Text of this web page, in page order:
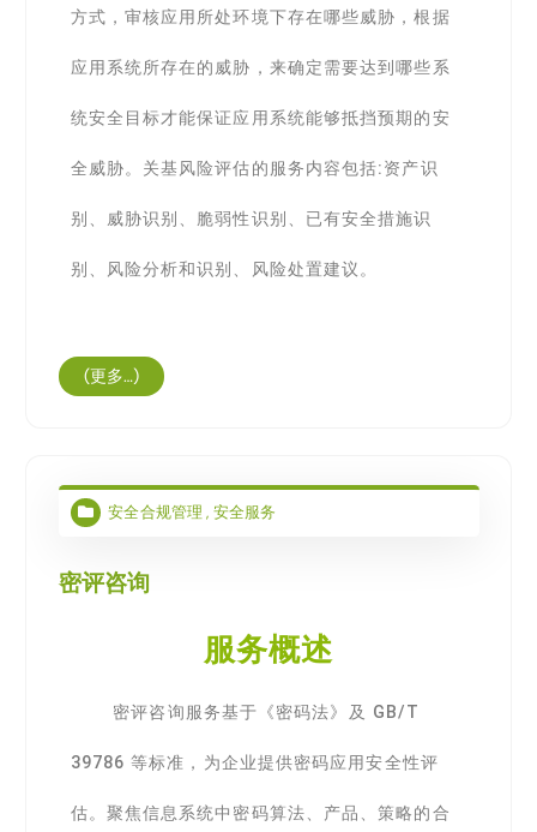
方式，审核应用所处环境下存在哪些威胁，根据
应用系统所存在的威胁，来确定需要达到哪些系
统安全目标才能保证应用系统能够抵挡预期的安
全威胁。关基风险评估的服务内容包括:资产识
别、威胁识别、脆弱性识别、已有安全措施识
别、风险分析和识别、风险处置建议。
(更多…)
安全合规管理 , 安全服务
密评咨询
服务概述
密评咨询服务基于《密码法》及 GB/T
39786 等标准，为企业提供密码应用安全性评
估。聚焦信息系统中密码算法、产品、策略的合